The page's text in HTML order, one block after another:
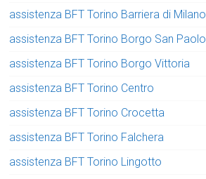
assistenza BFT Torino Barriera di Milano
assistenza BFT Torino Borgo San Paolo
assistenza BFT Torino Borgo Vittoria
assistenza BFT Torino Centro
assistenza BFT Torino Crocetta
assistenza BFT Torino Falchera
assistenza BFT Torino Lingotto